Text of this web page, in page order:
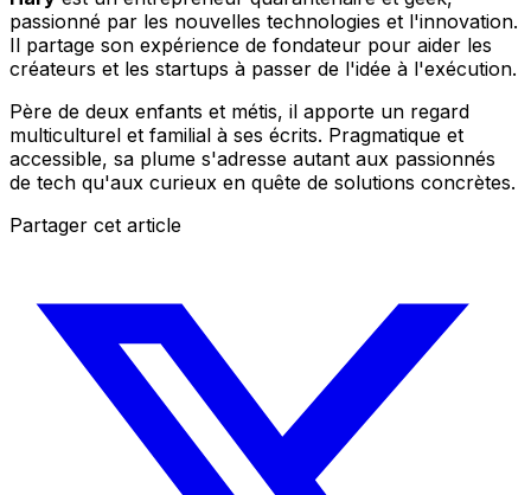
passionné par les nouvelles technologies et l'innovation.
Il partage son expérience de fondateur pour aider les
créateurs et les startups à passer de l'idée à l'exécution.
Père de deux enfants et métis, il apporte un regard
multiculturel et familial à ses écrits. Pragmatique et
accessible, sa plume s'adresse autant aux passionnés
de tech qu'aux curieux en quête de solutions concrètes.
Partager cet article